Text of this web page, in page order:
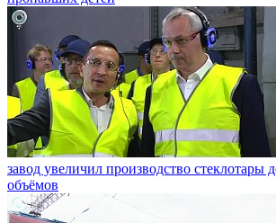
завод увеличил производство стеклотары
объёмов